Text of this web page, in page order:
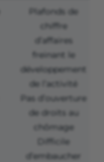
Plafonds de
chiffre
d’affaires
freinant le
développement
de l’activité
Pas d’ouverture
de droits au
chômage
Difficile
d’embaucher